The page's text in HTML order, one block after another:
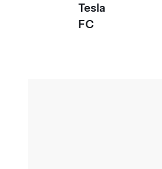
Tesla
FC